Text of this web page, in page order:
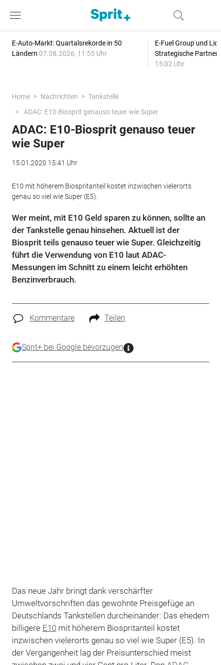
E-Auto-Markt: Quartalsrekorde in 50
Ländern 07.08.2026, 11:55 Uhr
E-Fuel Group und
Strategische
15:02 Uhr
Home Nachrichten
Tankstelle
ADAC: E10-Biosprit genauso teuer wie Super
ADAC: E10-Biosprit genauso teuer
wie Super
15.01.2020 15:41 Uhr
E10 mit höherem Biospritanteil kostet inzwischen vielerorts
genau so viel wie Super (E5).
Wer meint, mit E10 Geld sparen zu können, sollte an
der Tankstelle genau hinsehen. Aktuell ist der
Biosprit teils genauso teuer wie Super. Gleichzeitig
führt die Verwendung von E10 laut ADAC-
Messungen im Schnitt zu einem leicht erhöhten
Benzinverbrauch.
Kommentare Teilen
Sprit+ bei Google bevorzugen
Das neue Jahr bringt dank verschärfter
Umweltvorschriften das gewohnte Preisgefüge an
Deutschlands Tankstellen durcheinander: Das ehedem
billigere E10mit höherem Biospritanteil kostet
inzwischen vielerorts genau so viel wie Super (E5). In
der Vergangenheit lag der Preisunterschied meist